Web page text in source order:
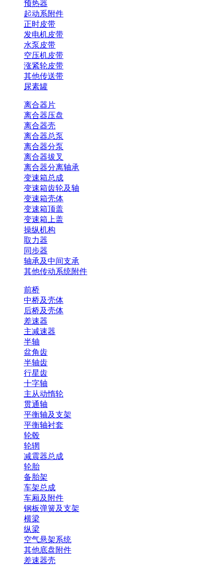
预热器
起动系附件
正时皮带
发电机皮带
水泵皮带
空压机皮带
涨紧轮皮带
其他传送带
尿素罐
离合器片
离合器压盘
离合器壳
离合器总泵
离合器分泵
离合器拔叉
离合器分离轴承
变速箱总成
变速箱齿轮及轴
变速箱壳体
变速箱顶盖
变速箱上盖
操纵机构
取力器
同步器
轴承及中间支承
其他传动系统附件
前桥
中桥及壳体
后桥及壳体
差速器
主减速器
半轴
盆角齿
半轴齿
行星齿
十字轴
主从动惰轮
贯通轴
平衡轴及支架
平衡轴衬套
轮毂
轮辋
减震器总成
轮胎
备胎架
车架总成
车厢及附件
钢板弹簧及支架
横梁
纵梁
空气悬架系统
其他底盘附件
差速器壳